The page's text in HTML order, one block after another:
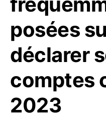
posées
déclarer
comptes
2023